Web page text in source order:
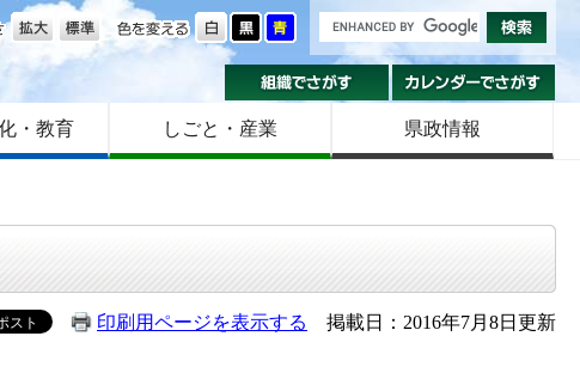
色を変える
文字の大きさ
組織でさがす
・教育 しごと・産業 県政情報
印刷用ページを表示する 掲載日：2016年7月8日更新